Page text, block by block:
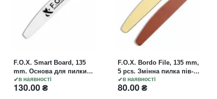
в наявності
F.O.X. Smart Board, 135
mm. Основа для пилки
пів-місяць, пластик
130.00₴
в наявності
F.O.X. Bordo File, 135 mm,
5 pcs. Змінна пилка пів-
місяць, з м'яким
прошарком
80.00₴